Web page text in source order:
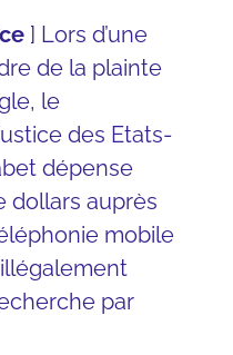
] Lors d’une
de la plainte
le
des Etats-
dépense
dollars auprès
mobile
par